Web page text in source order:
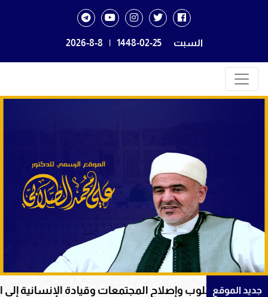
السبت 1448-02-25
|
2026-8-8
جديد الموقع
وإصلاح المجتمعات وقيادة الإنسانية إلى الحق والخير